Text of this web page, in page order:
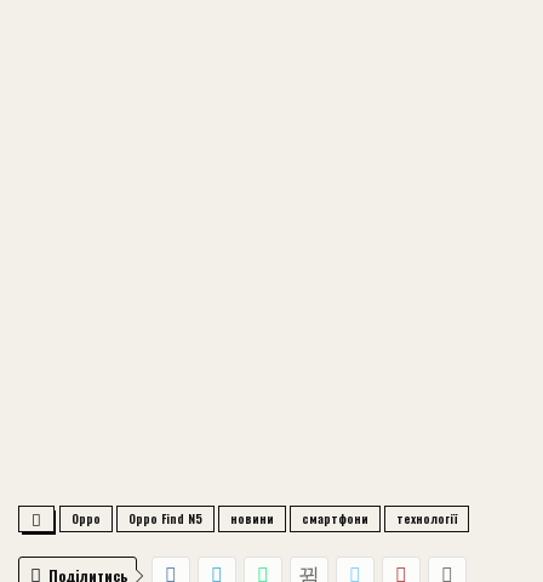
Oppo Oppo Find N5 новини смартфони технології
Поділитись